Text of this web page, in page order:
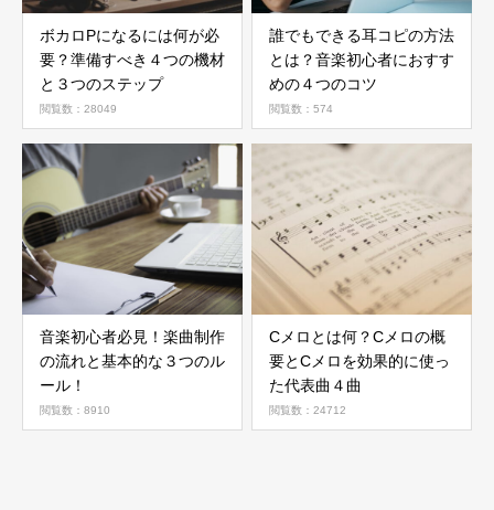
ボカロPになるには何が必
要？準備すべき４つの機材
と３つのステップ
閲覧数：28049
誰でもできる耳コピの方法
とは？音楽初心者におすす
めの４つのコツ
閲覧数：574
音楽初心者必見！楽曲制作
の流れと基本的な３つのル
ール！
閲覧数：8910
Cメロとは何？Cメロの概
要とCメロを効果的に使っ
た代表曲４曲
閲覧数：24712